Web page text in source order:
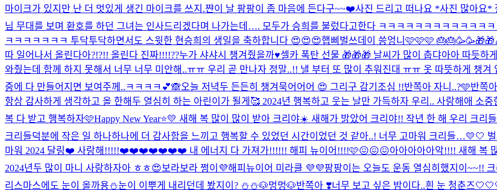
마이크가 있지만 난 더 멋있게 생긴 마이크를 쓰지.쨘이 날 팡팡이 좀 마음에 든다구~~❤️사진 드리고 떠나요 *사진 많아요*
님 무대를 보며 환호를 하던 그녀는 인사드리겠다며 나가는데…. 모두가 승희를 불렀다고한다 ㅋㅋㅋㅋㅋㅋㅋㅋㅋㅋㅋㅋㅋ
ㅋㅋㅋㅋㅋㅋㅋ 투닥투닥하면서도 스윗한 현승희의 생일을 축하합니다 😍😍😍햅삐벌쓰데이 씅엉니🩷🩷🩷
따 일어나서 올린다아?!?!! 올린다 진짜!!!!??누가 샤샤시 챙겨줬을까♥️셀카 폭탄 선물 🎁🎁🎁 날씨가 많이 춥댜아아 따듯하
와줬는데 함께 하지 못해서 너무 너무 미안해..ㅠㅠ 우리 곧 만나자 정말..!! 낼 부터 또 많이 추워진대 ㅠㅠ 옷 따뜻하게 챙
중에 다 만들어지면 보여주께..ㅋㅋㅋㅋ💕🙈오늘 저녁두 든든히 챙겨묵어어어 😍 그리구 감기조심 !!반쪽아 자니..?🩵반쪽
항상 감사하게 생각하고 올 한해두 열심히 하는 아린이가 될게🥰 2024년 행복하고 웃는 날만 가득하자 우리.. 사랑해애 소중
복 다 받고 행복하자🩷Happy New Year⭐️💛 새해 복 많이 많이 받아 크리야☀️ 새해가 밝았어 크리야!! 작년 한 해 우리 크리
크리들덕분에 작은 일 하나하나에 더 감사함을 느끼고 행복할 수 있었던 시간이었던 것 같아..! 너무 고마워 크리들…💛🤍
마워 2024 달링❤️ 사랑해!!!!!❤️❤️❤️❤️❤️❤️❤️ 내 에너지 다 가져가!!!!!! 해피 뉴이어!!!!🩷😖😖😖아아아아아악!!!! 새해 복
2024년두 많이 마니 사랑하자아 ㅎㅎ😍보라보라 쩡이💜해피뉴이어 미라클 💜💜팡팡이는 오늘도 운동 열심히했지이~~!!
리스마스에도 눈이 올까용⛄️눈이 이뿌게 내리던데 봤지이? ⛄️⛄️🐶멍멍🐶반쪽아 ❣️너무 보고 싶은 밤이다..흰 눈 청춘즈